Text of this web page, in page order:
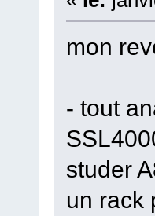
mon
- tout
studer
un rack